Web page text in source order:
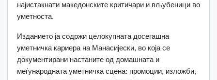
најистакнати македонските критичари и вљубеници во
уметноста.
Изданието ја содржи целокупната досегашна
уметничка кариера на Манасијески, во која се
документирани настаните од домашната и
меѓународната уметничка сцена: промоции, изложби,